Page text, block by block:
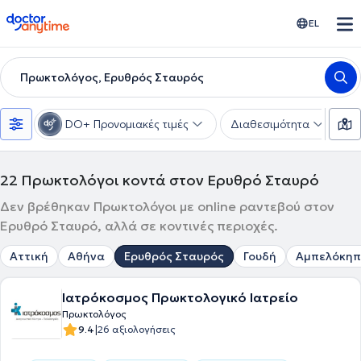
doctoranytime EL
Πρωκτολόγος, Ερυθρός Σταυρός
DO+ Προνομιακές τιμές Διαθεσιμότητα
22 Πρωκτολόγοι κοντά στον Ερυθρό Σταυρό
Δεν βρέθηκαν Πρωκτολόγοι με online ραντεβού στον
Ερυθρό Σταυρό, αλλά σε κοντινές περιοχές.
Αττική Αθήνα Ερυθρός Σταυρός Γουδή
Ιατρόκοσμος Πρωκτολογικό Ιατρείο
Πρωκτολόγος
9.4|26 αξιολογήσεις